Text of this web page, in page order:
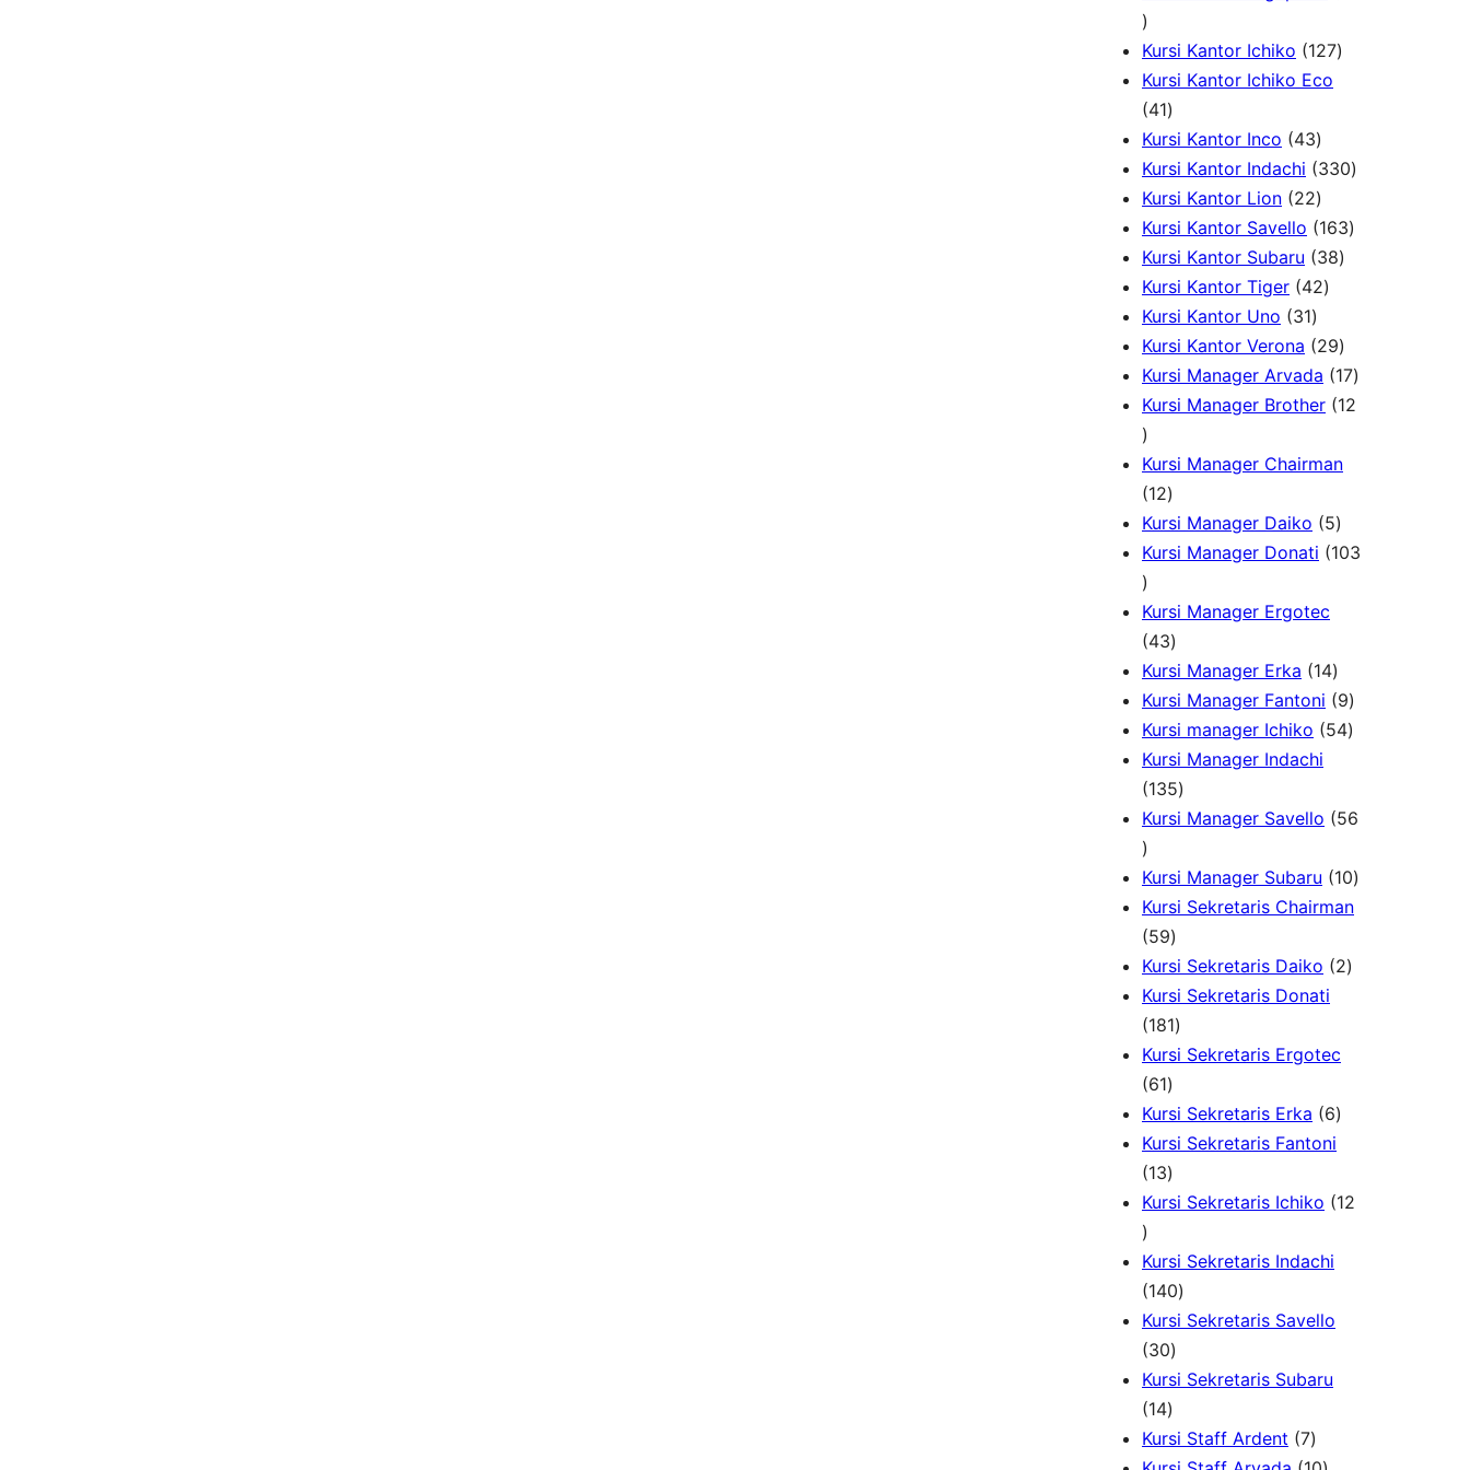
u
k
r
o
d
u
k
1
9
P
r
o
d
u
k
Kursi Kantor Ichiko 1271
r
d
u
Kursi Kantor Ichiko Eco
414
1
P
r
o
d
u
k
Kursi Kantor Inco 434
3
P
r
o
d
u
k
Kursi Kantor Indachi 3303
0
u
k
Kursi Kantor Lion 222
2
P
r
o
d
u
k
Kursi Kantor Savello 1631
o
d
Kursi Kantor Subaru 383
r
o
d
k
Kursi Kantor Tiger 424
P
o
u
Kursi Kantor Uno 313
1
P
r
d
k
Kursi Kantor Verona 292
9
P
o
u
k
Kursi Manager Arvada 171
7
u
Kursi Manager Brother 12
1
2
P
r
o
d
u
k
Kursi Manager Chairman
121
2
P
o
d
u
k
Kursi Manager Daiko 55
P
u
k
Kursi Manager Donati
103
1
0
3
P
r
o
d
u
k
Kursi Manager Ergotec
434
3
P
r
o
d
u
Kursi Manager Erka 141
4
P
d
k
Kursi Manager Fantoni 99
P
d
k
Kursi manager Ichiko 545
r
d
u
Kursi Manager Indachi
1351
3
P
r
d
u
k
Kursi Manager Savello
56
5
6
P
r
o
d
u
k
Kursi Manager Subaru 101
0
Kursi Sekretaris Chairman
595
9
P
r
o
d
u
k
Kursi Sekretaris Daiko 22
Kursi Sekretaris Donati
1811
8
P
r
d
k
Kursi Sekretaris Ergotec
616
1
P
r
o
u
k
Kursi Sekretaris Erka 66
P
o
Kursi Sekretaris Fantoni
131
3
r
o
d
u
k
Kursi Sekretaris Ichiko
12
1
2
P
r
o
d
u
k
Kursi Sekretaris Indachi
1401
4
P
o
Kursi Sekretaris Savello
303
0
P
r
Kursi Sekretaris Subaru
141
4
Kursi Staff Ardent 77